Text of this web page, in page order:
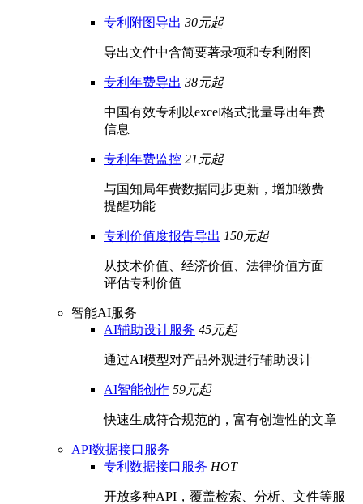
专利附图导出 30元起
导出文件中含简要著录项和专利附图
专利年费导出 38元起
中国有效专利以excel格式批量导出年费
信息
专利年费监控 21元起
与国知局年费数据同步更新，增加缴费
提醒功能
专利价值度报告导出 150元起
从技术价值、经济价值、法律价值方面
评估专利价值
智能AI服务
AI辅助设计服务 45元起
通过AI模型对产品外观进行辅助设计
AI智能创作 59元起
快速生成符合规范的，富有创造性的文章
API数据接口服务
专利数据接口服务 HOT
开放多种API，覆盖检索、分析、文件等服